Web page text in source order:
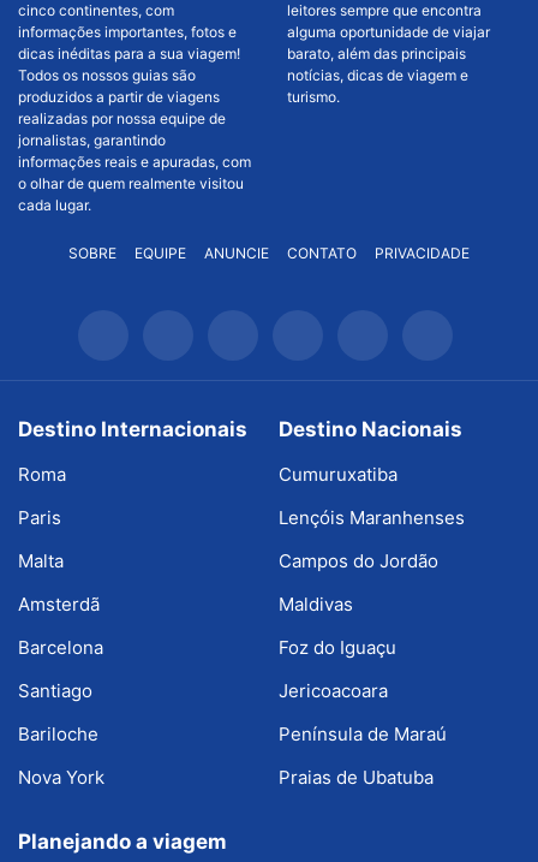
cinco continentes, com
informações importantes, fotos e
dicas inéditas para a sua viagem!
Todos os nossos guias são
produzidos a partir de viagens
realizadas por nossa equipe de
jornalistas, garantindo
informações reais e apuradas, com
o olhar de quem realmente visitou
cada lugar.
leitores sempre que encontra
alguma oportunidade de viajar
barato, além das principais
notícias, dicas de viagem e
turismo.
SOBRE EQUIPE ANUNCIE CONTATO PRIVACIDADE
Destino Internacionais
Roma
Paris
Malta
Amsterdã
Barcelona
Santiago
Bariloche
Nova York
Destino Nacionais
Cumuruxatiba
Lençóis Maranhenses
Campos do Jordão
Maldivas
Foz do Iguaçu
Jericoacoara
Península de Maraú
Praias de Ubatuba
Planejando a viagem